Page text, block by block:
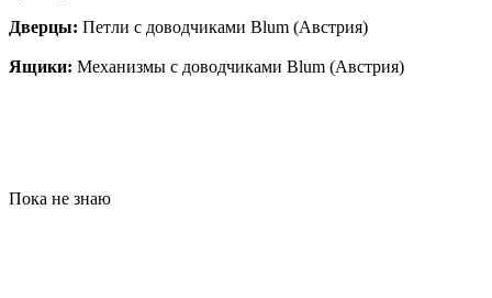
Дверцы: Петли с доводчиками Blum (Австрия)
Ящики: Механизмы с доводчиками Blum (Австрия)
Пока не знаю